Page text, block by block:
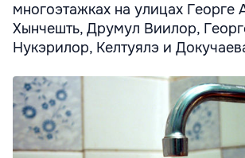
многоэтажках на улицах Георге
Хынчешть, Друмул Виилор,
Нукэрилор, Келтуялэ и